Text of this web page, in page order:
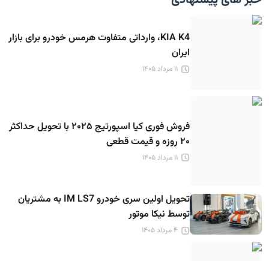
KIA K4، وارداتی متفاوت هرمس خودرو برای بازار
ایران
۱۱ مرداد ۱۴۰۵
فروش فوری کیا اسپورتیج ۲۰۲۵ با تحویل حداکثر
۲۰ روزه و قیمت قطعی
۱۱ مرداد ۱۴۰۵
تحویل اولین سری خودرو IM LS7 به مشتریان
توسط نیکا موتور
۴ مرداد ۱۴۰۵